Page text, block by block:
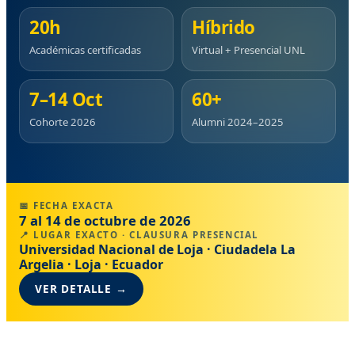
20h
Académicas certificadas
Híbrido
Virtual + Presencial UNL
7–14 Oct
Cohorte 2026
60+
Alumni 2024–2025
📅 FECHA EXACTA
7 al 14 de octubre de 2026
📍 LUGAR EXACTO · CLAUSURA PRESENCIAL
Universidad Nacional de Loja · Ciudadela La
Argelia · Loja · Ecuador
VER DETALLE →